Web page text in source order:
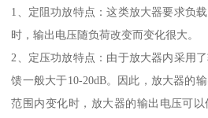
1、定阻功放特点：这类放大器要求负
时，输出电压随负荷改变而变化很大。
2、定压功放特点：由于放大器内采用
馈一般大于10-20dB。因此，放大器的
范围内变化时，放大器的输出电压可